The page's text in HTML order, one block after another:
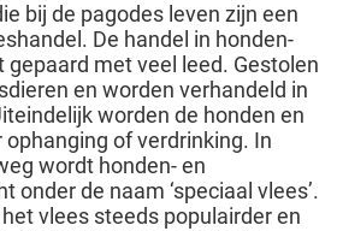
bij de pagodes leven zijn een
De handel in honden-
met veel leed. Gestolen
en worden verhandeld in
worden de honden en
of verdrinking. In
wordt honden- en
onder de naam ‘speciaal vlees’.
vlees steeds populairder en